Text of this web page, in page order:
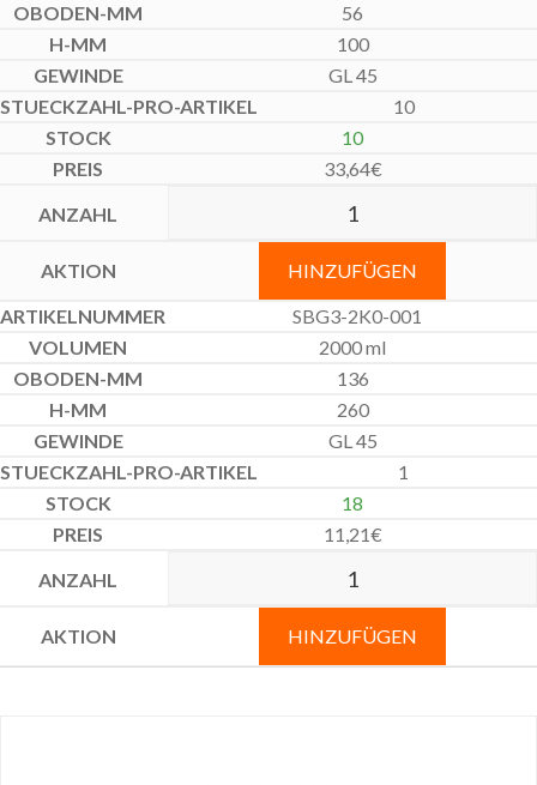
56
100
GL 45
10
10
33,64€
HINZUFÜGEN
SBG3-2K0-001
2000 ml
136
260
GL 45
1
18
11,21€
HINZUFÜGEN